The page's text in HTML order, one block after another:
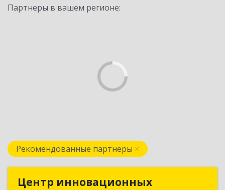
Партнеры в вашем регионе:
Рекомендованные партнеры
Центр инновационных
Центр инновационных